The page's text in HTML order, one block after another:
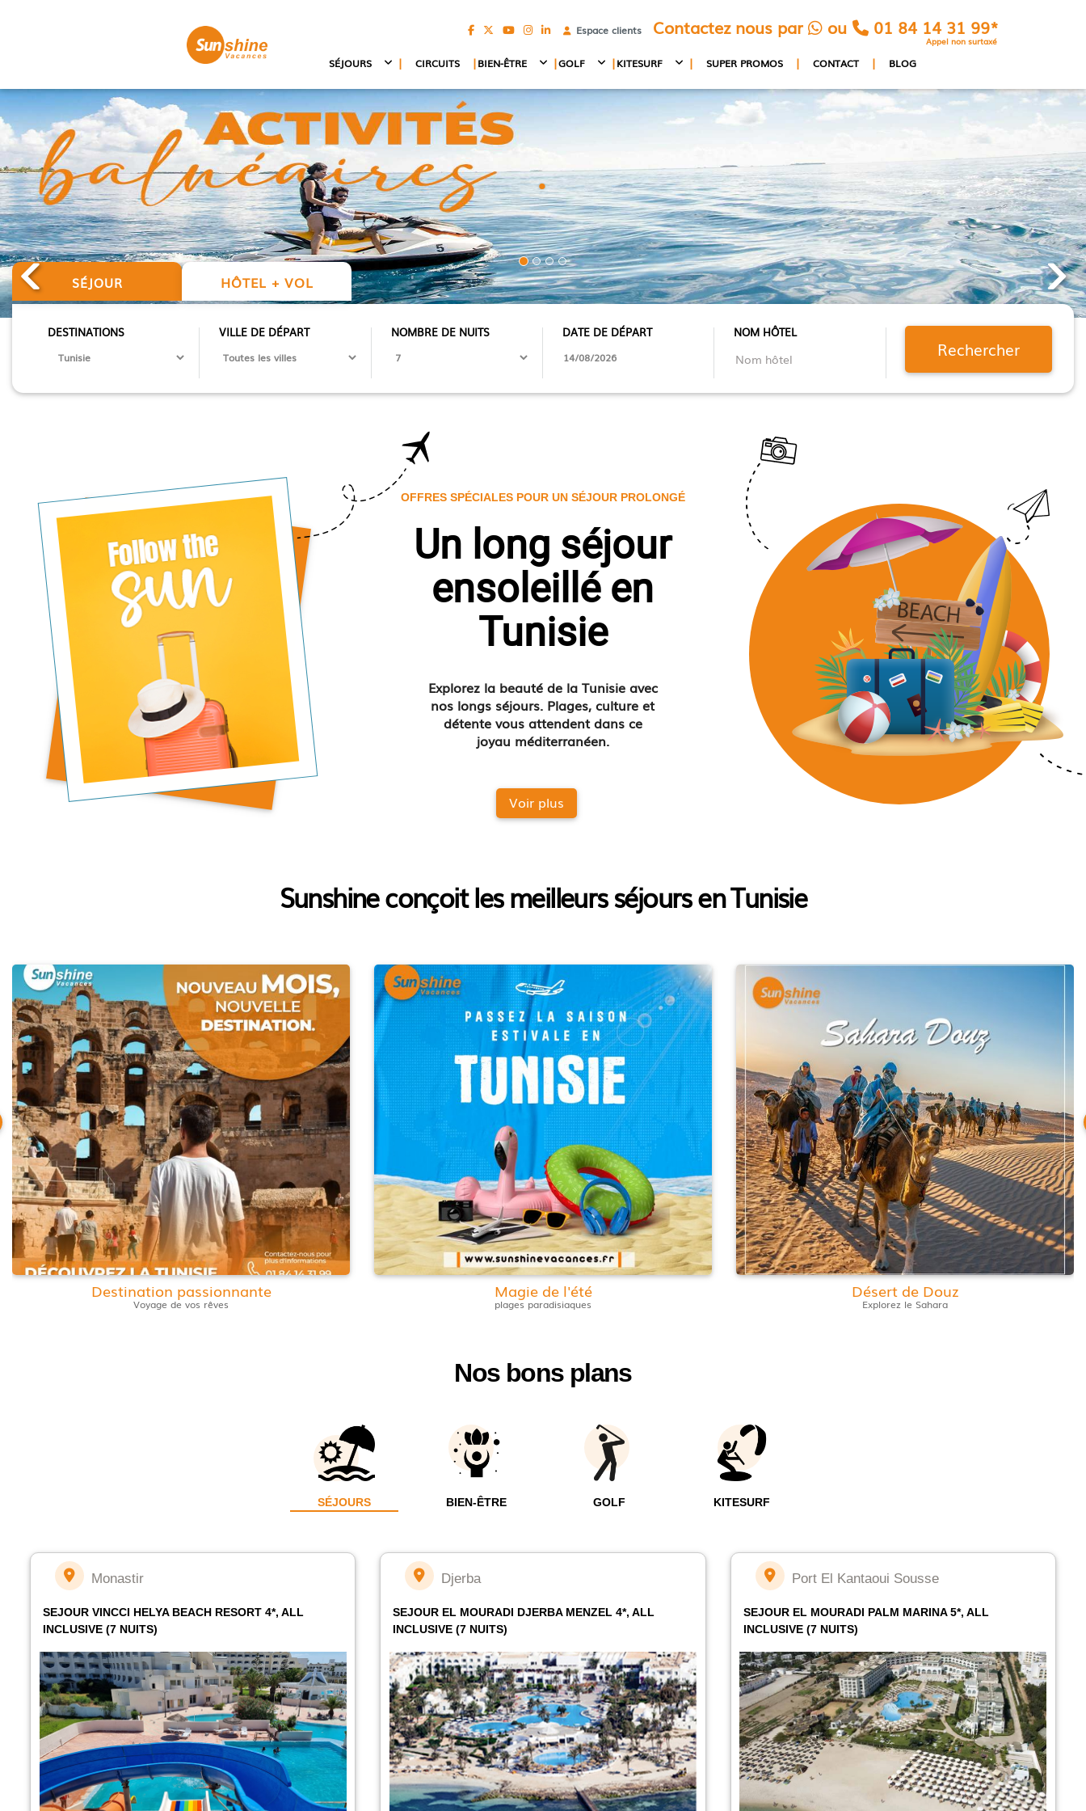
SÉJOURS | CIRCUITS |BIEN-ÊTRE |GOLF |KITESURF | SUPER PROMOS | CONTACT | BLOG
Espace clients Contactez nous par ou 01 84 14 31 99*
Appel non surtaxé
SÉJOUR HÔTEL + VOL
DESTINATIONS VILLE DE DÉPART NOMBRE DE NUITS DATE DE DÉPART NOM HÔTEL
Rechercher
OFFRES SPÉCIALES POUR UN SÉJOUR PROLONGÉ
Un long séjour
ensoleillé en
Tunisie
Explorez la beauté de la Tunisie avec
nos longs séjours. Plages, culture et
détente vous attendent dans ce
joyau méditerranéen.
Voir plus
Sunshine conçoit les meilleurs séjours en Tunisie
Destination passionnante
Voyage de vos rêves
Magie de l'été
plages paradisiaques
Désert de Douz
Explorez le Sahara
Nos bons plans
SÉJOURS BIEN-ÊTRE GOLF KITESURF
Monastir
SEJOUR VINCCI HELYA BEACH RESORT 4*, ALL
INCLUSIVE (7 NUITS)
Djerba
SEJOUR EL MOURADI DJERBA MENZEL 4*, ALL
INCLUSIVE (7 NUITS)
Port El Kantaoui Sousse
SEJOUR EL MOURADI PALM MARINA 5*, ALL
INCLUSIVE (7 NUITS)